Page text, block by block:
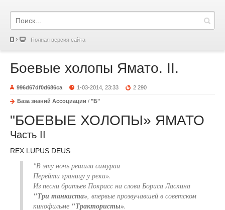
Полная версия сайта
Боевые холопы Ямато. II.
996d67df0d686ca 1-03-2014, 23:33 2 290
База знаний Ассоциации / "Б"
"БОЕВЫЕ ХОЛОПЫ» ЯМАТО
Часть II
REX LUPUS DEUS
"В эту ночь решили самураи
Перейти границу у реки».
Из песни братьев Покрасс на слова Бориса Ласкина
"Три танкиста» , впервые прозвучавшей в советском
кинофильме "Трактористы».